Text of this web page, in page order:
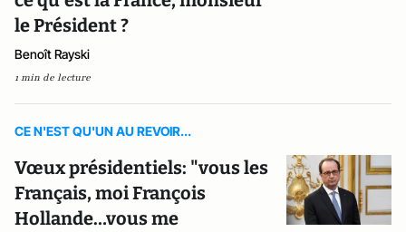
le Président ?
Benoît Rayski
1 min de lecture
CE N'EST QU'UN AU REVOIR...
Vœux présidentiels: "vous les
Français, moi François
Hollande…vous me